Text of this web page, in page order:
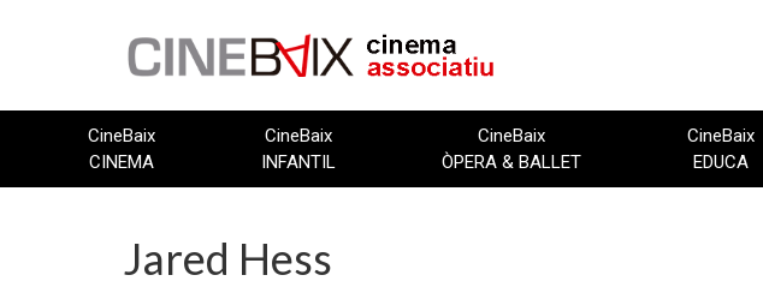
CineBaix
CINEMA
CineBaix
INFANTIL
CineBaix
ÒPERA & BALLET
CineBaix
EDUCA
Jared Hess